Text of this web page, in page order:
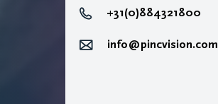
+31(0)884321800
info@pincvision.com